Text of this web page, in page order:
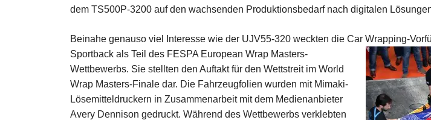
dem TS500P-3200 auf den wachsenden Produktionsbedarf nach digitalen
Beinahe genauso viel Interesse wie der UJV55-320 weckten die Car Wrapping-
Sportback als Teil des FESPA European Wrap Masters-
Wettbewerbs. Sie stellten den Auftakt für den Wettstreit im World
Wrap Masters-Finale dar. Die Fahrzeugfolien wurden mit Mimaki-
Lösemitteldruckern in Zusammenarbeit mit dem Medienanbieter
Avery Dennison gedruckt. Während des Wettbewerbs verklebten